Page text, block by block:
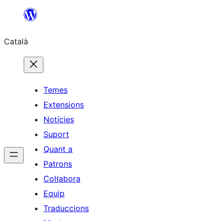
contingut
Català
Temes
Extensions
Notícies
Suport
Quant a
Patrons
Col·labora
Equip
Traduccions